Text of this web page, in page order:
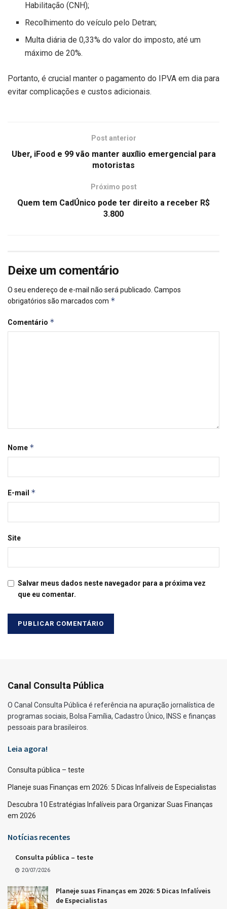
Habilitação (CNH);
Recolhimento do veículo pelo Detran;
Multa diária de 0,33% do valor do imposto, até um
máximo de 20%.
Portanto, é crucial manter o pagamento do IPVA em dia para
evitar complicações e custos adicionais.
Post anterior
Uber, iFood e 99 vão manter auxílio emergencial para
motoristas
Próximo post
Quem tem CadÚnico pode ter direito a receber R$
3.800
Deixe um comentário
O seu endereço de e-mail não será publicado. Campos
obrigatórios são marcados com *
Comentário *
Nome *
E-mail *
Site
Salvar meus dados neste navegador para a próxima vez
que eu comentar.
Canal Consulta Pública
O Canal Consulta Pública é referência na apuração jornalística de
programas sociais, Bolsa Família, Cadastro Único, INSS e finanças
pessoais para brasileiros.
Leia agora!
Consulta pública – teste
Planeje suas Finanças em 2026: 5 Dicas Infalíveis de Especialistas
Descubra 10 Estratégias Infalíveis para Organizar Suas Finanças
em 2026
Notícias recentes
Consulta pública – teste
20/07/2026
Planeje suas Finanças em 2026: 5 Dicas Infalíveis
de Especialistas